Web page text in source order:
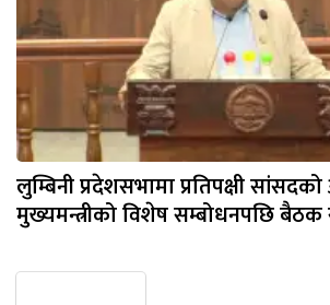
लुम्बिनी प्रदेशसभामा प्रतिपक्षी
मुख्यमन्त्रीको विशेष सम्बोधनपछि